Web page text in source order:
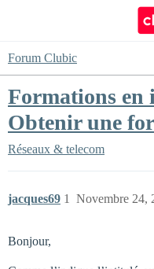
Forum Clubic
Formations
Obtenir une
Réseaux & telecom
jacques69 Novembre 24,
1
Bonjour,